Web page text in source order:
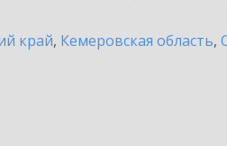
край, Кемеровская область,